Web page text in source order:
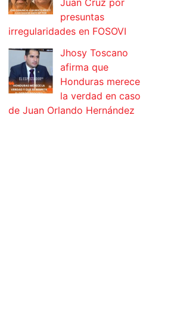
Juan Cruz por
presuntas
irregularidades en FOSOVI
Jhosy Toscano
afirma que
Honduras merece
la verdad en caso
de Juan Orlando Hernández